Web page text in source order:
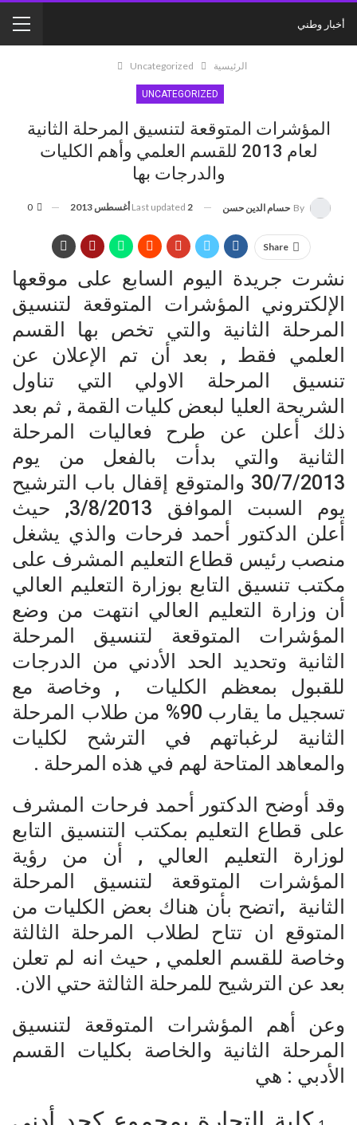
أخبار وطني
الرئيسية Uncategorized
UNCATEGORIZED
المؤشرات المتوقعة لتنسيق المرحلة الثانية
لعام 2013 للقسم العلمي وأهم الكليات
والدرجات بها
By حسام الدين حسن Last updated 2 أغسطس 2013 0
Share
نشرت جريدة اليوم السابع على موقعها
الإلكتروني المؤشرات المتوقعة لتنسيق
المرحلة الثانية والتي تخص بها القسم
العلمي فقط , بعد أن تم الإعلان عن
تنسيق المرحلة الاولي التي تناول
الشريحة العليا لبعض كليات القمة , ثم بعد
ذلك أعلن عن طرح فعاليات المرحلة
الثانية والتي بدأت بالفعل من يوم
30/7/2013 والمتوقع إقفال باب الترشيح
يوم السبت الموافق 3/8/2013, حيث
أعلن الدكتور أحمد فرحات والذي يشغل
منصب رئيس قطاع التعليم المشرف على
مكتب تنسيق التابع بوزارة التعليم العالي
أن وزارة التعليم العالي انتهت من وضع
المؤشرات المتوقعة لتنسيق المرحلة
الثانية وتحديد الحد الأدني من الدرجات
للقبول بمعظم الكليات , وخاصة مع
تسجيل ما يقارب 90% من طلاب المرحلة
الثانية لرغباتهم في الترشح لكليات
والمعاهد المتاحة لهم في هذه المرحلة .
وقد أوضح الدكتور أحمد فرحات المشرف
على قطاع التعليم بمكتب التنسيق التابع
لوزارة التعليم العالي , أن من رؤية
المؤشرات المتوقعة لتنسيق المرحلة
الثانية ,اتضح بأن هناك بعض الكليات من
المتوقع ان تتاح لطلاب المرحلة الثالثة
وخاصة للقسم العلمي , حيث انه لم تعلن
بعد عن الترشيح للمرحلة الثالثة حتي الان.
وعن أهم المؤشرات المتوقعة لتنسيق
المرحلة الثانية والخاصة بكليات القسم
الأدبي : هي